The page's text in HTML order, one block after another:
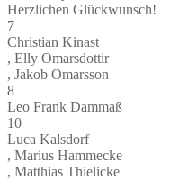
Herzlichen Glückwunsch!
7
Christian Kinast
, Elly Omarsdottir
, Jakob Omarsson
8
Leo Frank Dammaß
10
Luca Kalsdorf
, Marius Hammecke
, Matthias Thielicke